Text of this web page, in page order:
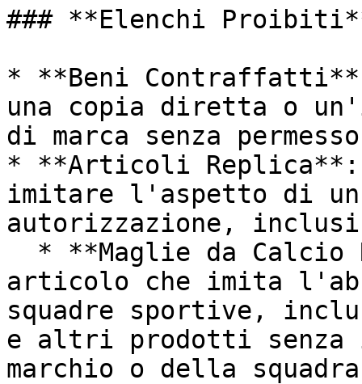
### **Elenchi
* **Beni
una copia diretta o
di marca senza
* **Articoli
imitare l'aspetto di un
autorizzazione,
articolo che imita
squadre sportive,
e altri prodotti senza
marchio o della